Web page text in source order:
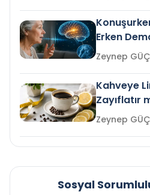
Erken
mi?
Kahveye
Zayıflatır
Sosyal